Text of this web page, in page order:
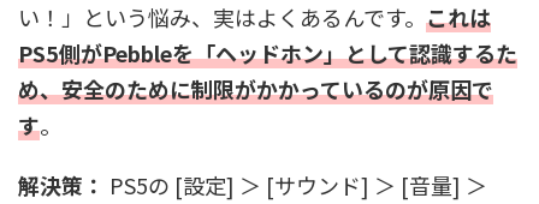
い！」という悩み、実はよくあるんです。 これは
PS5側がPebbleを「ヘッドホン」として認識するた
め、安全のために制限がかかっているのが原因で
す。
解決策： PS5の [設定] ＞ [サウンド] ＞ [音量] ＞